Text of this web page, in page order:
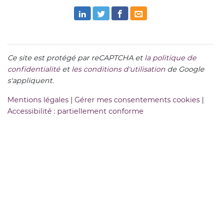
Ce site est protégé par reCAPTCHA et la politique de
confidentialité et les conditions d'utilisation de Google
s'appliquent.
Mentions légales Gérer mes consentements cookies
Accessibilité : partiellement conforme